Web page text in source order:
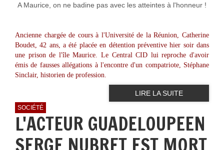
A Maurice, on ne badine pas avec les atteintes à l'honneur !
Ancienne chargée de cours à l'Université de la Réunion, Catherine
Boudet, 42 ans, a été placée en détention préventive hier soir dans
une prison de l'île Maurice. Le Central CID lui reproche d'avoir
émis de fausses allégations à l'encontre d'un compatriote, Stéphane
Sinclair, historien de profession.
LIRE LA SUITE
SOCIÉTÉ
L'ACTEUR GUADELOUPEEN